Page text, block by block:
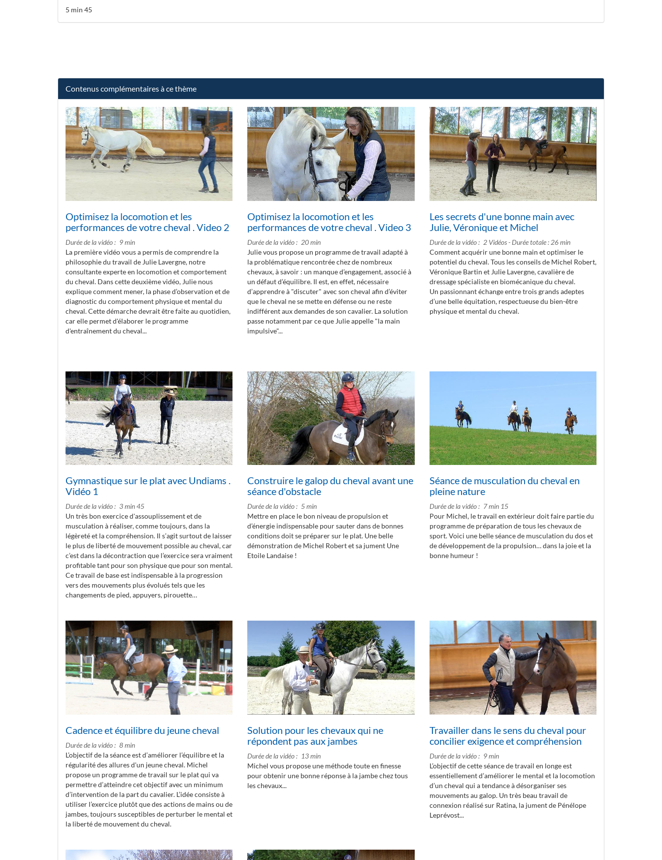
5 min 45
Contenus complémentaires à ce thème
Optimisez la locomotion et les
performances de votre cheval . Video 2
Durée de la vidéo
9 min
La première vidéo vous a permis de comprendre la
philosophie du travail de Julie Lavergne, notre
consultante experte en locomotion et comportement
du cheval. Dans cette deuxième vidéo, Julie nous
explique comment mener, la phase d’observation et de
diagnostic du comportement physique et mental du
cheval. Cette démarche devrait être faite au quotidien,
car elle permet d'élaborer le programme
d'entraînement du cheval...
Optimisez la locomotion et les
performances de votre cheval . Video 3
Durée de la vidéo
20 min
Julie vous propose un programme de travail adapté à
la problématique rencontrée chez de nombreux
chevaux, à savoir : un manque d’engagement, associé à
un défaut d’équilibre. Il est, en effet, nécessaire
d’apprendre à "discuter" avec son cheval afin d’éviter
que le cheval ne se mette en défense ou ne reste
indifférent aux demandes de son cavalier. La solution
passe notamment par ce que Julie appelle "la main
impulsive"...
Les secrets d'une bonne main avec
Julie, Véronique et Michel
Durée de la vidéo
2 Vidéos - Durée totale : 26 min
Comment acquérir une bonne main et optimiser le
potentiel du cheval. Tous les conseils de Michel Robert,
Véronique Bartin et Julie Lavergne, cavalière de
dressage spécialiste en biomécanique du cheval.
Un passionnant échange entre trois grands adeptes
d’une belle équitation, respectueuse du bien-être
physique et mental du cheval.
Gymnastique sur le plat avec Undiams .
Vidéo 1
Durée de la vidéo
3 min 45
Un très bon exercice d'assouplissement et de
musculation à réaliser, comme toujours, dans la
légèreté et la compréhension. Il s’agit surtout de laisser
le plus de liberté de mouvement possible au cheval, car
c’est dans la décontraction que l’exercice sera vraiment
profitable tant pour son physique que pour son mental.
Ce travail de base est indispensable à la progression
vers des mouvements plus évolués tels que les
changements de pied, appuyers, pirouette…
Construire le galop du cheval avant une
séance d'obstacle
Durée de la vidéo
5 min
Mettre en place le bon niveau de propulsion et
d’énergie indispensable pour sauter dans de bonnes
conditions doit se préparer sur le plat. Une belle
démonstration de Michel Robert et sa jument Une
Etoile Landaise !
Séance de musculation du cheval en
pleine nature
Durée de la vidéo
7 min 15
Pour Michel, le travail en extérieur doit faire partie du
programme de préparation de tous les chevaux de
sport. Voici une belle séance de musculation du dos et
de développement de la propulsion… dans la joie et la
bonne humeur !
Cadence et équilibre du jeune cheval
Durée de la vidéo
8 min
L’objectif de la séance est d’améliorer l’équilibre et la
régularité des allures d'un jeune cheval. Michel
propose un programme de travail sur le plat qui va
permettre d’atteindre cet objectif avec un minimum
d’intervention de la part du cavalier. L’idée consiste à
utiliser l’exercice plutôt que des actions de mains ou de
jambes, toujours susceptibles de perturber le mental et
la liberté de mouvement du cheval.
Solution pour les chevaux qui ne
répondent pas aux jambes
Durée de la vidéo
13 min
Michel vous propose une méthode toute en finesse
pour obtenir une bonne réponse à la jambe chez tous
les chevaux...
Travailler dans le sens du cheval pour
concilier exigence et compréhension
Durée de la vidéo
9 min
L’objectif de cette séance de travail en longe est
essentiellement d’améliorer le mental et la locomotion
d’un cheval qui a tendance à désorganiser ses
mouvements au galop. Un très beau travail de
connexion réalisé sur Ratina, la jument de Pénélope
Leprévost...